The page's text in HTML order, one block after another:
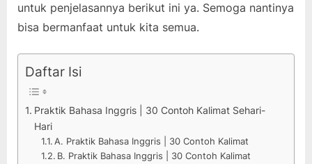
untuk penjelasannya berikut ini ya. Semoga nantinya
bisa bermanfaat untuk kita semua.
Daftar Isi
Praktik Bahasa Inggris | 30 Contoh Kalimat Sehari-
Hari
A. Praktik Bahasa Inggris | 30 Contoh Kalimat
B. Praktik Bahasa Inggris | 30 Contoh Kalimat